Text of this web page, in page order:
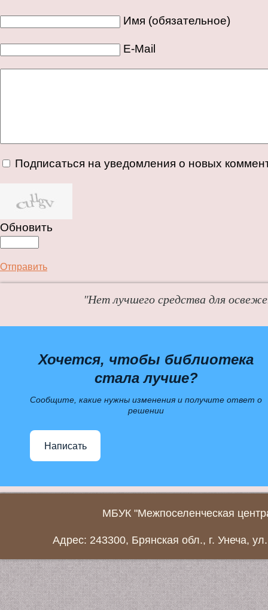
Имя (обязательное)
E-Mail
Подписаться на уведомления о новых
Обновить
Отправить
"Нет лучшего средства для
Хочется, чтобы библиотека
стала лучше?
Сообщите, какие нужны изменения и получите ответ о
решении
Написать
МБУК "Межпоселенческая
Адрес: 243300, Брянская обл., г. Унеча,